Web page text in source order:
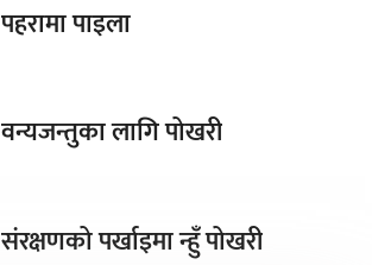
पहरामा पाइला
वन्यजन्तुका लागि पोखरी
संरक्षणको पर्खाइमा न्हुँ पोखरी